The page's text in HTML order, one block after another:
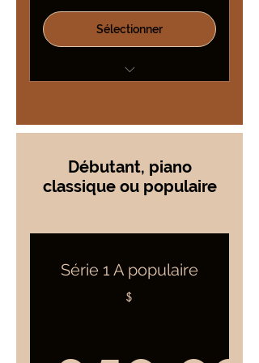
Sélectionner
Pour ceux qui veulent
préparatoire avant.
Débutant, piano
classique ou populaire
Série 1 A populaire
$